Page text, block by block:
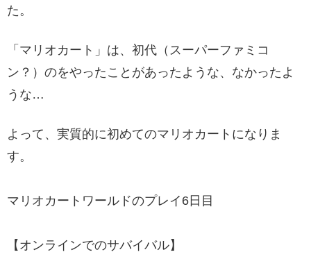
た。
「マリオカート」は、初代（スーパーファミコ
ン？）のをやったことがあったような、なかったよ
うな…
よって、実質的に初めてのマリオカートになりま
す。
マリオカートワールドのプレイ6日目
【オンラインでのサバイバル】